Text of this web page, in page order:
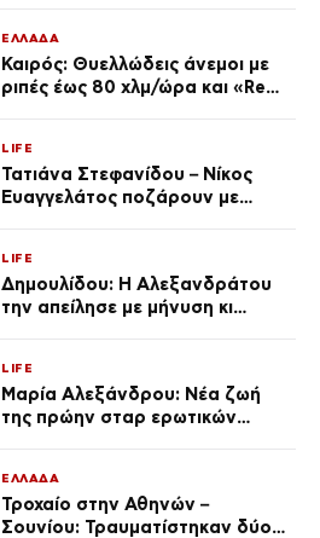
ΕΛΛΑΔΑ
Καιρός: Θυελλώδεις άνεμοι με
ριπές έως 80 χλμ/ώρα και «Red
LIFE
Τατιάνα Στεφανίδου – Νίκος
Ευαγγελάτος ποζάρουν με
LIFE
Δημουλίδου: Η Αλεξανδράτου
την απείλησε με μήνυση κι
ποια είσαι σοκαρίστικα»
LIFE
Μαρία Αλεξάνδρου: Νέα ζωή
της πρώην σταρ ερωτικών
(Φωτογραφίες)
ΕΛΛΑΔΑ
Τροχαίο στην Αθηνών –
Σουνίου: Τραυματίστηκαν δύο